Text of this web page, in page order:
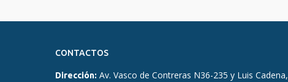
CONTACTOS
Dirección: Av. Vasco de Contreras N36-235 y Luis Cadena,